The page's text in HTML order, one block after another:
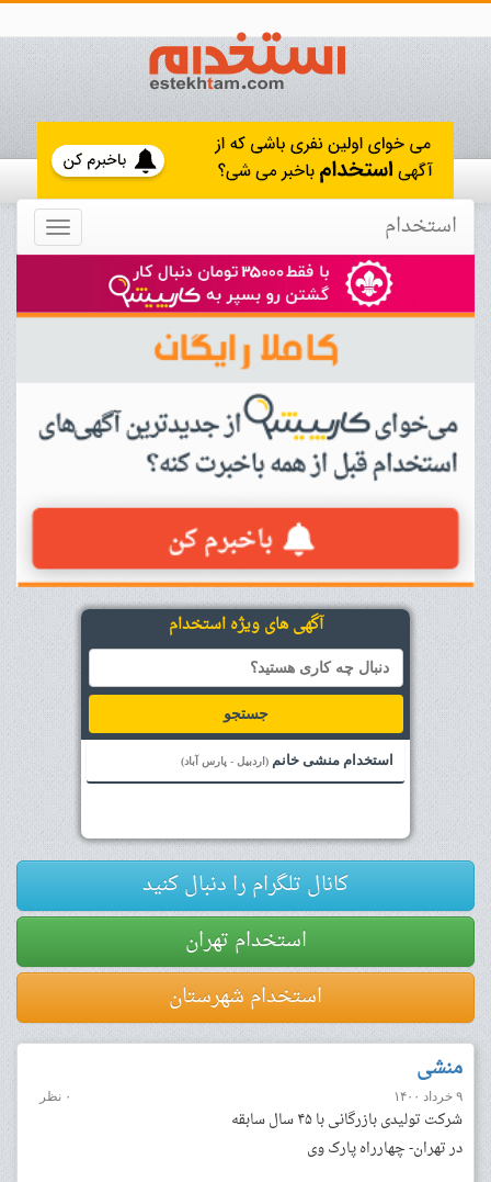
Toggle استخدام
آگهی های ویژه استخدام
جستجو
استخدام منشی خانم (اردبیل - پارس آباد)
کانال تلگرام را دنبال کنید
استخدام تهران
استخدام شهرستان
منشی
۹ خرداد ۱۴۰۰ ۰ نظر
شرکت تولیدی بازرگانی با ۴۵ سال سابقه
در تهران- چهارراه پارک وی